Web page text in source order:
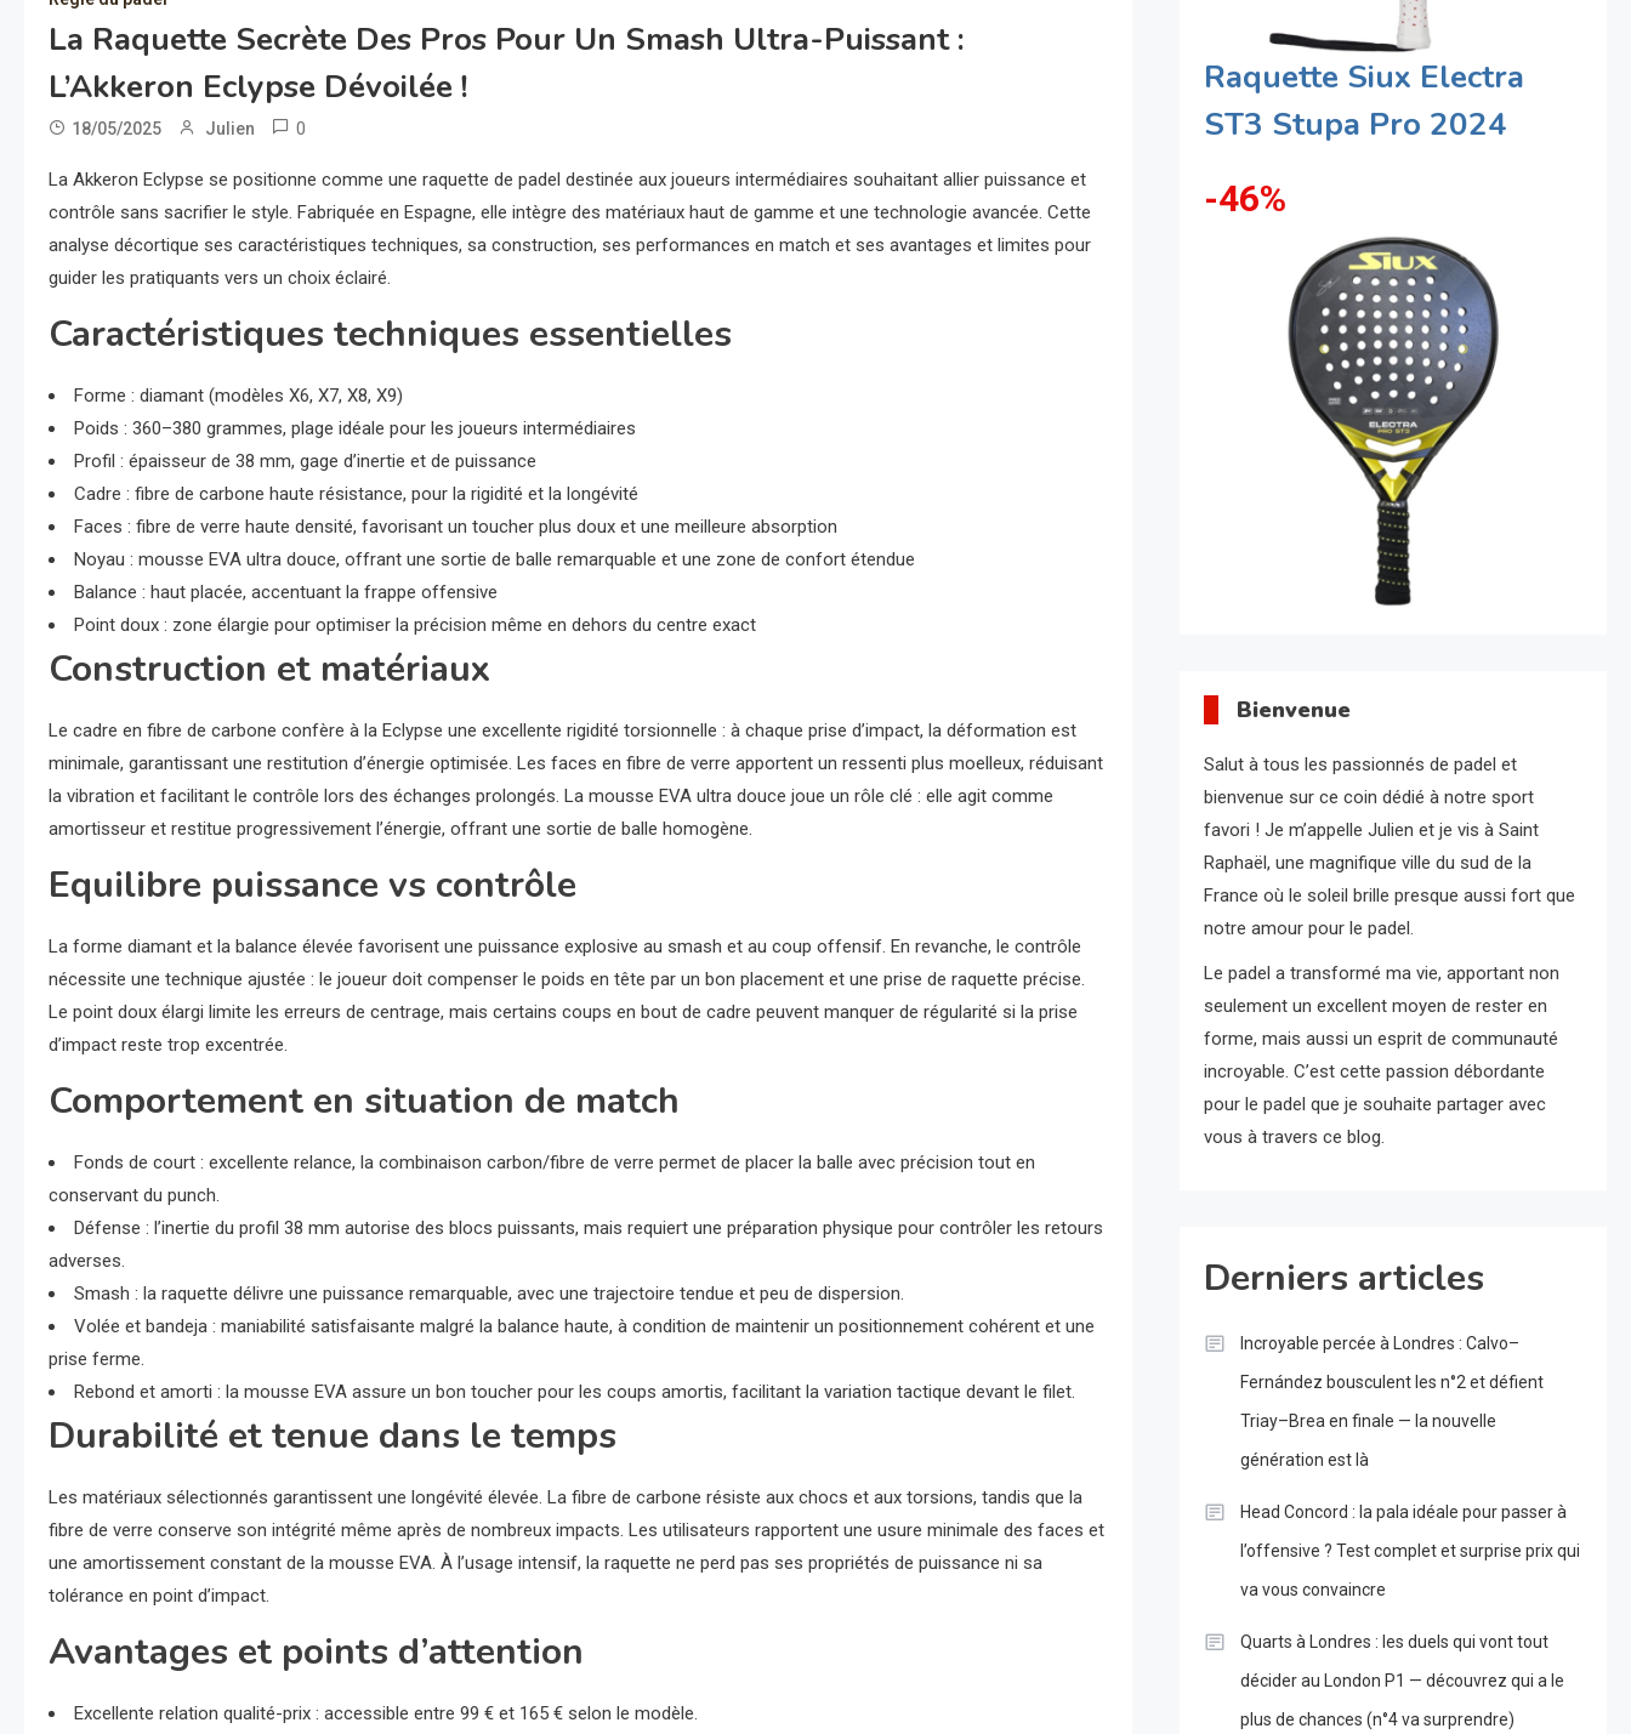
La Raquette Secrète Des Pros Pour Un Smash Ultra-Puissant :
L’Akkeron Eclypse Dévoilée !
18/05/2025 Julien 0
La Akkeron Eclypse se positionne comme une raquette de padel destinée aux joueurs intermédiaires souhaitant allier puissance et
contrôle sans sacrifier le style. Fabriquée en Espagne, elle intègre des matériaux haut de gamme et une technologie avancée. Cette
analyse décortique ses caractéristiques techniques, sa construction, ses performances en match et ses avantages et limites pour
guider les pratiquants vers un choix éclairé.
Caractéristiques techniques essentielles
Forme : diamant (modèles X6, X7, X8, X9)
Poids : 360–380 grammes, plage idéale pour les joueurs intermédiaires
Profil : épaisseur de 38 mm, gage d’inertie et de puissance
Cadre : fibre de carbone haute résistance, pour la rigidité et la longévité
Faces : fibre de verre haute densité, favorisant un toucher plus doux et une meilleure absorption
Noyau : mousse EVA ultra douce, offrant une sortie de balle remarquable et une zone de confort étendue
Balance : haut placée, accentuant la frappe offensive
Point doux : zone élargie pour optimiser la précision même en dehors du centre exact
Construction et matériaux
Le cadre en fibre de carbone confère à la Eclypse une excellente rigidité torsionnelle : à chaque prise d’impact, la déformation est
minimale, garantissant une restitution d’énergie optimisée. Les faces en fibre de verre apportent un ressenti plus moelleux, réduisant
la vibration et facilitant le contrôle lors des échanges prolongés. La mousse EVA ultra douce joue un rôle clé : elle agit comme
amortisseur et restitue progressivement l’énergie, offrant une sortie de balle homogène.
Equilibre puissance vs contrôle
La forme diamant et la balance élevée favorisent une puissance explosive au smash et au coup offensif. En revanche, le contrôle
nécessite une technique ajustée : le joueur doit compenser le poids en tête par un bon placement et une prise de raquette précise.
Le point doux élargi limite les erreurs de centrage, mais certains coups en bout de cadre peuvent manquer de régularité si la prise
d’impact reste trop excentrée.
Comportement en situation de match
Fonds de court : excellente relance, la combinaison carbon/fibre de verre permet de placer la balle avec précision tout en
conservant du punch.
Défense : l’inertie du profil 38 mm autorise des blocs puissants, mais requiert une préparation physique pour contrôler les retours
adverses.
Smash : la raquette délivre une puissance remarquable, avec une trajectoire tendue et peu de dispersion.
Volée et bandeja : maniabilité satisfaisante malgré la balance haute, à condition de maintenir un positionnement cohérent et une
prise ferme.
Rebond et amorti : la mousse EVA assure un bon toucher pour les coups amortis, facilitant la variation tactique devant le filet.
Durabilité et tenue dans le temps
Les matériaux sélectionnés garantissent une longévité élevée. La fibre de carbone résiste aux chocs et aux torsions, tandis que la
fibre de verre conserve son intégrité même après de nombreux impacts. Les utilisateurs rapportent une usure minimale des faces et
une amortissement constant de la mousse EVA. À l’usage intensif, la raquette ne perd pas ses propriétés de puissance ni sa
tolérance en point d’impact.
Avantages et points d’attention
Excellente relation qualité-prix : accessible entre 99 € et 165 € selon le modèle.
Raquette Siux Electra
ST3 Stupa Pro 2024
-46%
Bienvenue
Salut à tous les passionnés de padel et
bienvenue sur ce coin dédié à notre sport
favori ! Je m’appelle Julien et je vis à Saint
Raphaël, une magnifique ville du sud de la
France où le soleil brille presque aussi fort que
notre amour pour le padel.
Le padel a transformé ma vie, apportant non
seulement un excellent moyen de rester en
forme, mais aussi un esprit de communauté
incroyable. C’est cette passion débordante
pour le padel que je souhaite partager avec
vous à travers ce blog.
Derniers articles
Incroyable percée à Londres : Calvo–
Fernández bousculent les n°2 et défient
Triay–Brea en finale — la nouvelle
génération est là
Head Concord : la pala idéale pour passer à
l’offensive ? Test complet et surprise prix qui
va vous convaincre
Quarts à Londres : les duels qui vont tout
décider au London P1 — découvrez qui a le
plus de chances (n°4 va surprendre)